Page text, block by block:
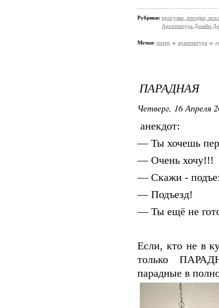
Рубрики: прогулки, поездки,
Архитектура Дизайн
Метки: питер архитектура
ПАРАДНАЯ
Четверг, 16 Апреля
анекдот:
— Ты хочешь
— Очень хочу!!!
— Скажи -
— Подъезд!
— Ты ещё не
Если, кто не в
только
парадные в